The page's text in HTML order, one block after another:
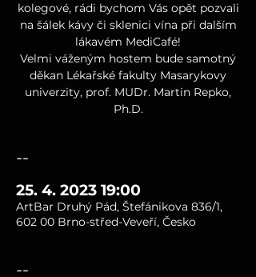
kolegové, rádi bychom Vás opět pozvali
na šálek kávy či sklenici vína při dalším
lákavém MediCafé!
Velmi váženým hostem bude samotný
děkan Lékařské fakulty Masarykovy
univerzity, prof. MUDr. Martin Repko,
Ph.D.
--
25. 4. 2023 19:00
ArtBar Druhý Pád, Štefánikova 836/1,
602 00 Brno-střed-Veveří, Česko
--